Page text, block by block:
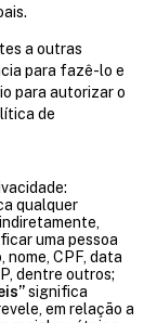
a outras
para fazê-lo e
para autorizar o
de
qualquer
uma pessoa
nome, CPF, data
dentre outros;
significa
em relação a